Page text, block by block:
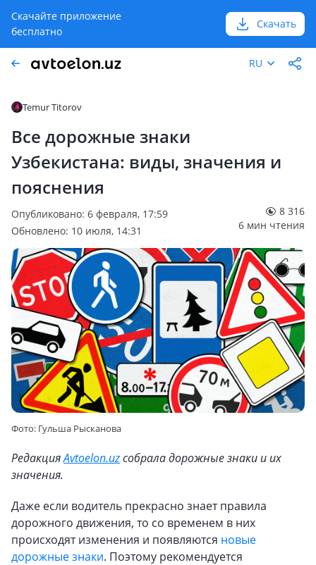
Скачайте приложение
бесплатно
Скачать
RU
Temur Titorov
Все дорожные знаки
Узбекистана: виды, значения и
пояснения
Опубликовано: 6 февраля, 17:59
Обновлено: 10 июля, 14:31
8 316
6 мин чтения
Фото: Гульша Рысканова
РедакцияAvtoelon.uzсобрала дорожные знаки и их
значения.
Даже если водитель прекрасно знает правила
дорожного движения, то со временем в них
происходят изменения и появляются новые
дорожные знаки. Поэтому рекомендуется